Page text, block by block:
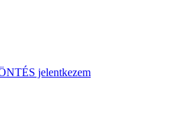
jelentkezem